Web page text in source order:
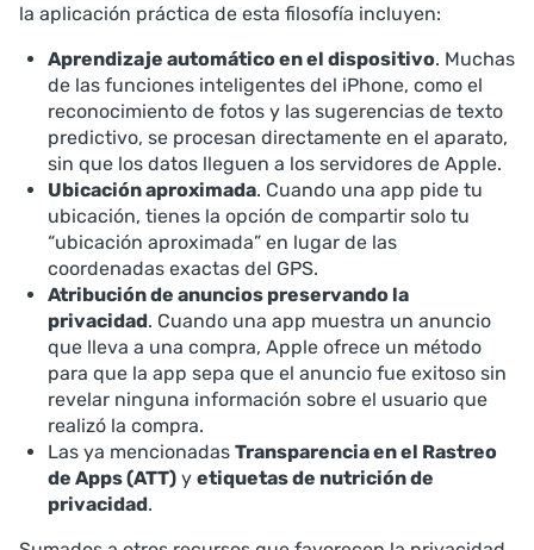
la aplicación práctica de esta filosofía incluyen:
Aprendizaje automático en el dispositivo. Muchas
de las funciones inteligentes del iPhone, como el
reconocimiento de fotos y las sugerencias de texto
predictivo, se procesan directamente en el aparato,
sin que los datos lleguen a los servidores de Apple.
Ubicación aproximada. Cuando una app pide tu
ubicación, tienes la opción de compartir solo tu
“ubicación aproximada” en lugar de las
coordenadas exactas del GPS.
Atribución de anuncios preservando la
privacidad. Cuando una app muestra un anuncio
que lleva a una compra, Apple ofrece un método
para que la app sepa que el anuncio fue exitoso sin
revelar ninguna información sobre el usuario que
realizó la compra.
Las ya mencionadas Transparencia en el Rastreo
de Apps (ATT) y etiquetas de nutrición de
privacidad.